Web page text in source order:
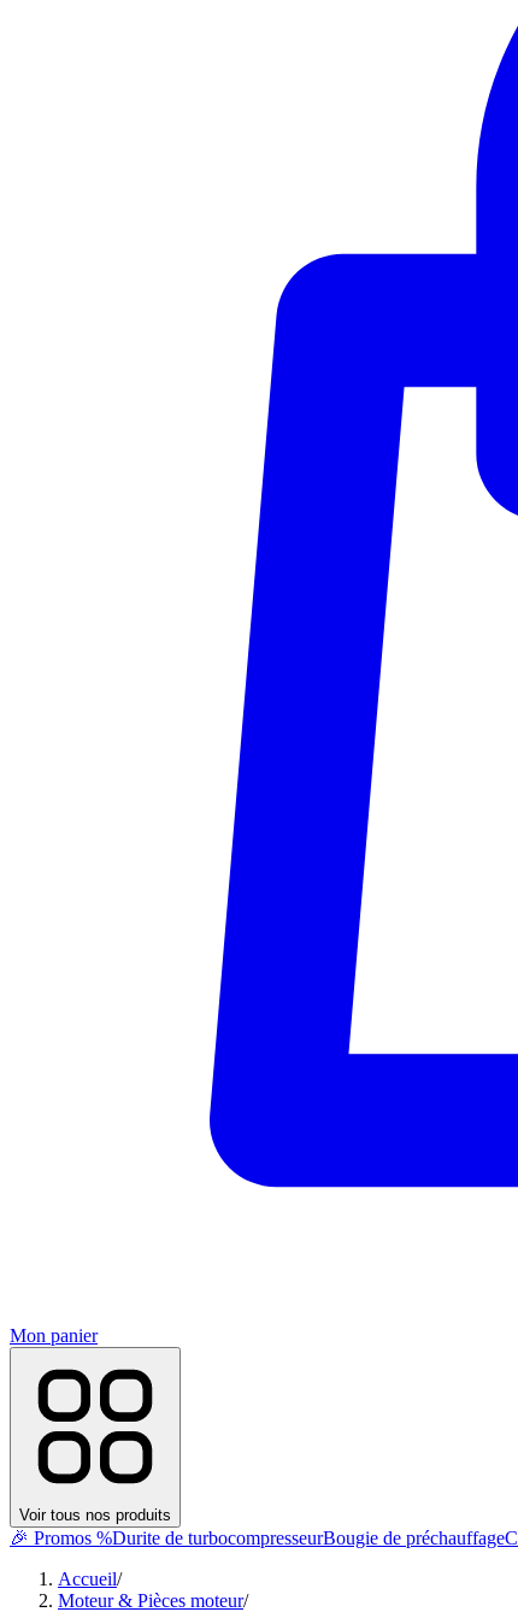
Mon panier
Voir tous nos produits
🎉 Promos %Durite de turbocompresseurBougie de préchauffage
Accueil/
Moteur & Pièces moteur/